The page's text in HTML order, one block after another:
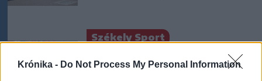
Krónika - Do Not Process My Personal Information
Székely Sport
Súlyos veszteség, kilenc
hónapra eltiltották a Sepsi